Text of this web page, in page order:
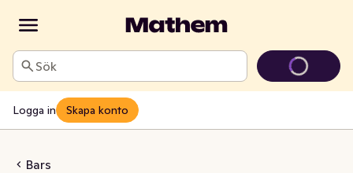
Sök
Logga in Skapa konto
BarsToffee 4x57g